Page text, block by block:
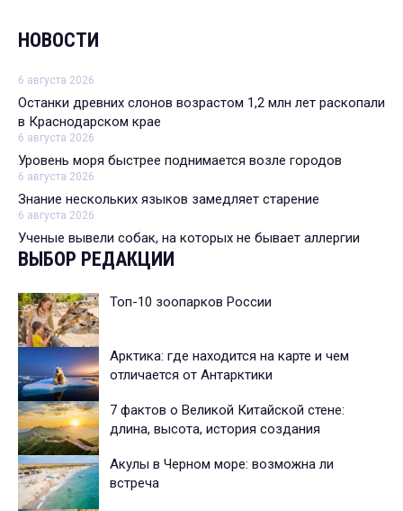
НОВОСТИ
6 августа 2026
Останки древних слонов возрастом 1,2 млн лет раскопали
в Краснодарском крае
6 августа 2026
Уровень моря быстрее поднимается возле городов
6 августа 2026
Знание нескольких языков замедляет старение
6 августа 2026
Ученые вывели собак, на которых не бывает аллергии
ВЫБОР РЕДАКЦИИ
Топ-10 зоопарков России
Арктика: где находится на карте и чем
отличается от Антарктики
7 фактов о Великой Китайской стене:
длина, высота, история создания
Акулы в Черном море: возможна ли
встреча